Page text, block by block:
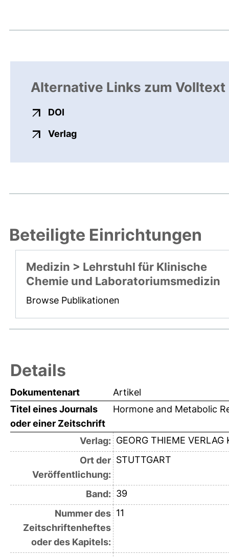
Alternative Links zum Volltext
DOI
Verlagexterner Link, öffnet neues
Beteiligte Einrichtungen
Medizin > Lehrstuhl für Klinische
Chemie und Laboratoriumsmedizin
Browse Publikationen
Details
Dokumentenart
Artikel
Titel eines Journals
oder einer Zeitschrift
Hormone and Metabolic
Verlag: GEORG THIEME VERLAG
Ort der
Veröffentlichung:
STUTTGART
Band: 39
Nummer des
Zeitschriftenheftes
oder des Kapitels:
11